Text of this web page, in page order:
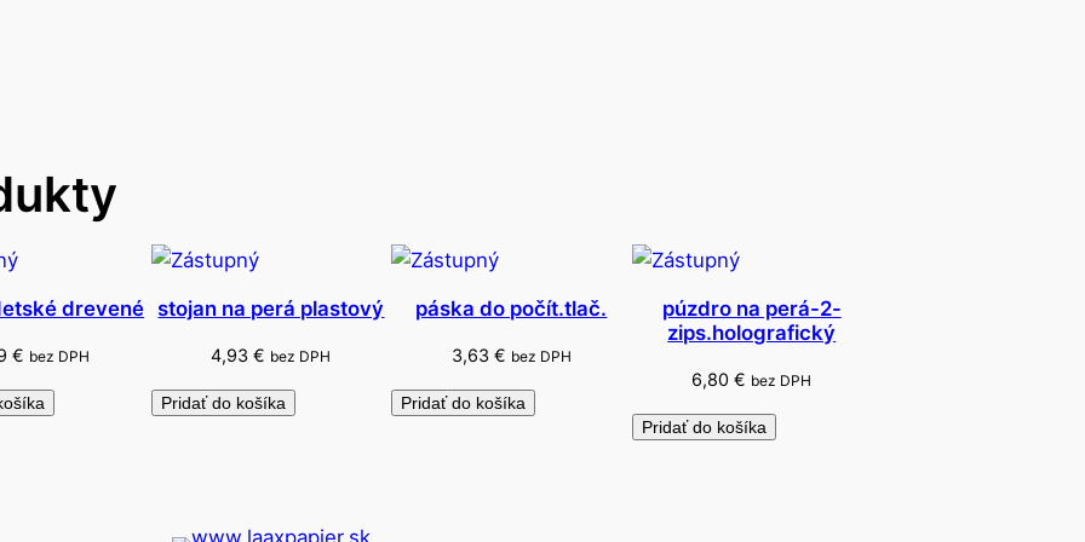
j
n
u
drevené
€ bez DPH
stojan na perá plastový
4,93€ bez DPH
Pridať do košíka
páska do počít.tlač.
3,63 € bez DPH
Pridať do košíka
púzdro na perá-2-
zips.holografický
6,80€ bez DPH
Pridať do košíka